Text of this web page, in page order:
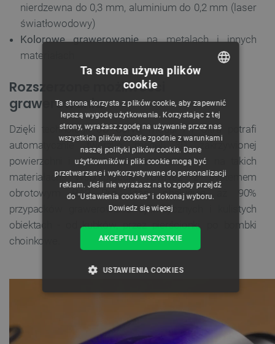
nierdzewna do 0,3 mm, aluminium do 0,2 mm (laser
światłowodowy)
Kolorowe grawerowaniena metalach i innych
materiałach
Rozszerzone możliwości
grawerowania
Dzięki technologii3D Curve , moduł F1 Ultra potrafi
automatycznie tworzyć model 3D zakrzywionej
powierzchni i dokładnie odwzorować wzór na takich
materiałach. Współpracuje również z systemem
obrotowym RA2 Pro, który obsługuje aż 90%
przypadków grawerowania cylindrycznych i kulistych
obiektach - od kubków, przez pierścionki, po bombki
choinkowe.
CZECH
ENGLISH
GERMAN
Ta strona używa plików
cookie
Ta strona korzysta z plików cookie, aby zapewnić
lepszą wygodę użytkowania. Korzystając z tej
strony, wyrażasz zgodę na używanie przez nas
wszystkich plików cookie zgodnie z warunkami
naszej polityki plików cookie. Dane
użytkowników i pliki cookie mogą być
przetwarzane i wykorzystywane do personalizacji
reklam. Jeśli nie wyrażasz na to zgody przejdź
do "Ustawienia cookies" i dokonaj wyboru.
Dowiedz się więcej
AKCEPTUJ WSZYSTKIE
USTAWIENIA COOKIES
TARGETOWANIE